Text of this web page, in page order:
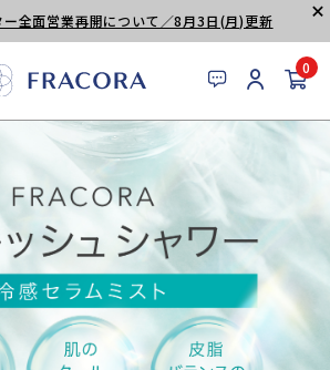
全面営業再開について／8月3日(月)更新
0